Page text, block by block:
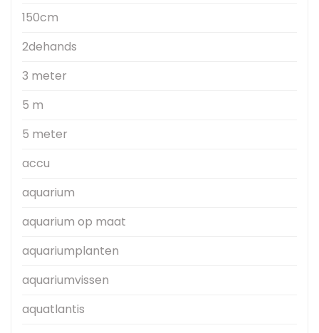
150cm
2dehands
3 meter
5 m
5 meter
accu
aquarium
aquarium op maat
aquariumplanten
aquariumvissen
aquatlantis